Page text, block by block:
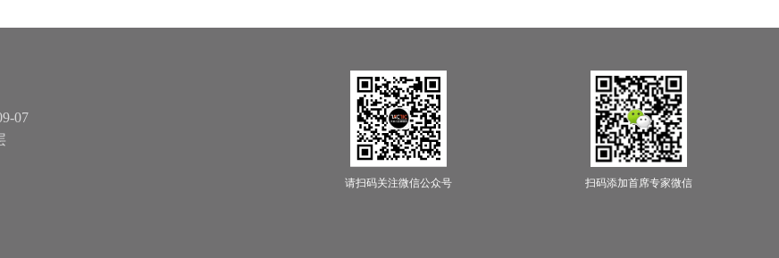
07
请扫码关注微信公众号 扫码添加首席专家微信